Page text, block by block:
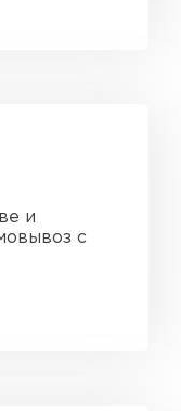
и
с